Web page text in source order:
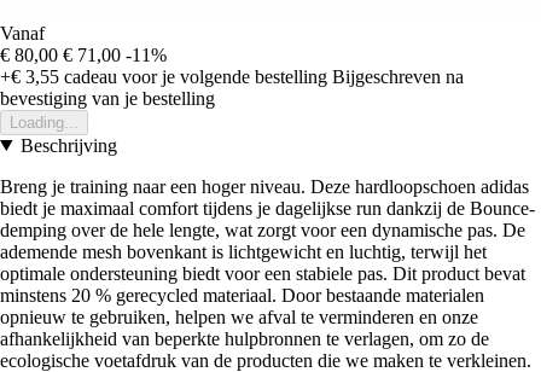
Vanaf
€ 80,00 € 71,00 -11%
+€ 3,55 cadeau voor je volgende bestelling Bijgeschreven na
bevestiging van je bestelling
Loading...
Beschrijving
Breng je training naar een hoger niveau. Deze hardloopschoen adidas
biedt je maximaal comfort tijdens je dagelijkse run dankzij de Bounce-
demping over de hele lengte, wat zorgt voor een dynamische pas. De
ademende mesh bovenkant is lichtgewicht en luchtig, terwijl het
optimale ondersteuning biedt voor een stabiele pas. Dit product bevat
minstens 20 % gerecycled materiaal. Door bestaande materialen
opnieuw te gebruiken, helpen we afval te verminderen en onze
afhankelijkheid van beperkte hulpbronnen te verlagen, om zo de
ecologische voetafdruk van de producten die we maken te verkleinen.